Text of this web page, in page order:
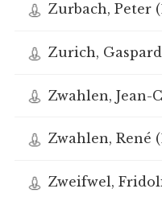
Zurbach, Peter
Zurich, Gaspard
Zwahlen, Jean-
Zwahlen, René
Zweifwel,